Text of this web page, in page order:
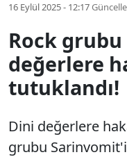
16 Eylül 2025 - 12:17
Rock
değerlere
tutuklandı!
Dini değerlere
grubu